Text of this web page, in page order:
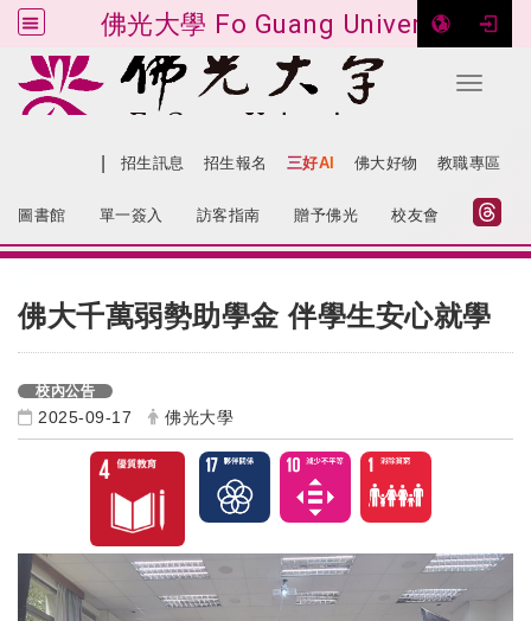
佛光大學 Fo Guang University
Toggle
跳到主要內容
招生訊息 招生報名 三好AI 佛大好物 教職專區
圖書館 單一簽入 訪客指南 贈予佛光 校友會
佛大千萬弱勢助學金 伴學生安心就學
校內公告
2025-09-17 佛光大學